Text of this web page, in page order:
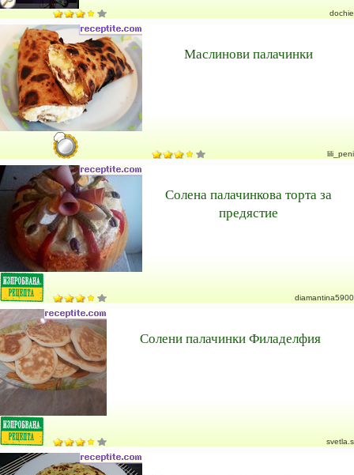
dochie
Маслинови палачинки
lili_peni
Солена палачинкова торта за
предястие
diamantina5900
Солени палачинки Филаделфия
svetla.s